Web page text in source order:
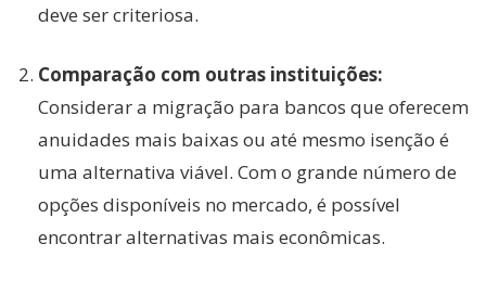
deve ser criteriosa.
Comparação com outras instituições:
Considerar a migração para bancos que oferecem
anuidades mais baixas ou até mesmo isenção é
uma alternativa viável. Com o grande número de
opções disponíveis no mercado, é possível
encontrar alternativas mais econômicas.